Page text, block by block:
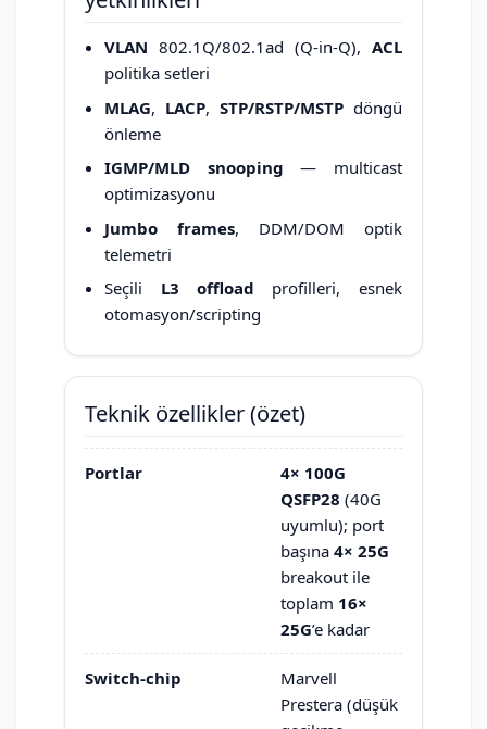
VLAN 802.1Q/802.1ad (Q-in-Q), ACL
politika setleri
MLAG, LACP, STP/RSTP/MSTP döngü
önleme
IGMP/MLD snooping — multicast
optimizasyonu
Jumbo frames, DDM/DOM optik
telemetri
Seçili L3 offload profilleri, esnek
otomasyon/scripting
Teknik özellikler (özet)
Portlar
4× 100G
QSFP28 (40G
uyumlu); port
başına 4× 25G
breakout ile
toplam 16×
25G’e kadar
Switch-chip
Marvell
Prestera (düşük